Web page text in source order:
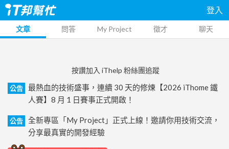
登入
文章 問答 My Project 徵才 聊天
按讚加入 iThelp 粉絲團追蹤
公告
最熱血的技術盛事，連續 30 天的修煉【2026 iThome 鐵
人賽】8 月 1 日賽事正式開啟！
公告
全新專區「My Project」正式上線！邀請你用技術交流，
分享最真實的開發經驗